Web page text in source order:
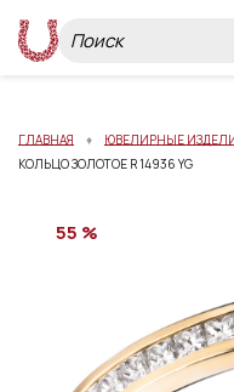
ГЛАВНАЯ ЮВЕЛИРНЫЕ
КОЛЬЦО ЗОЛОТОЕ R 14936 YG
55 %